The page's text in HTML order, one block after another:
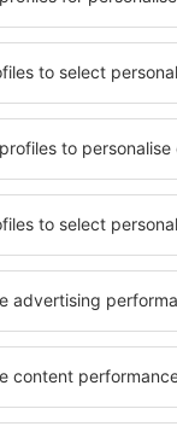
přesně
prostorné,
jakož i
je
vašim potřebám
včas,
budete moci
hledat hotel nebo
odjezdem to